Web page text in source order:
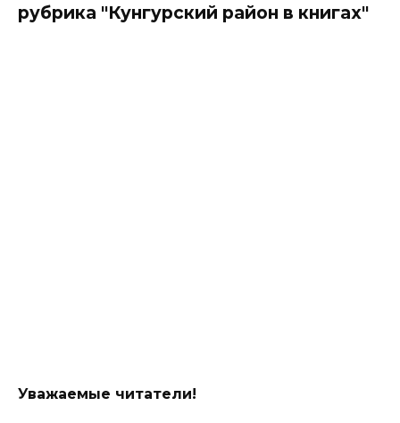
рубрика "Кунгурский район в книгах"
Уважаемые читатели!